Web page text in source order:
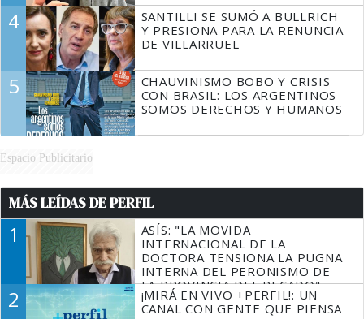
4
SANTILLI SE SUMÓ A BULLRICH
Y PRESIONA PARA LA RENUNCIA
DE VILLARRUEL
5
CHAUVINISMO BOBO Y CRISIS
CON BRASIL: LOS ARGENTINOS
SOMOS DERECHOS Y HUMANOS
Espacio Publicitario
MÁS LEÍDAS DE PERFIL
1
ASÍS: "LA MOVIDA
INTERNACIONAL DE LA
DOCTORA TENSIONA LA PUGNA
INTERNA DEL PERONISMO DE
LA PROVINCIA DEL PECADO"
2
¡MIRÁ EN VIVO +PERFIL!: UN
CANAL CON GENTE QUE PIENSA